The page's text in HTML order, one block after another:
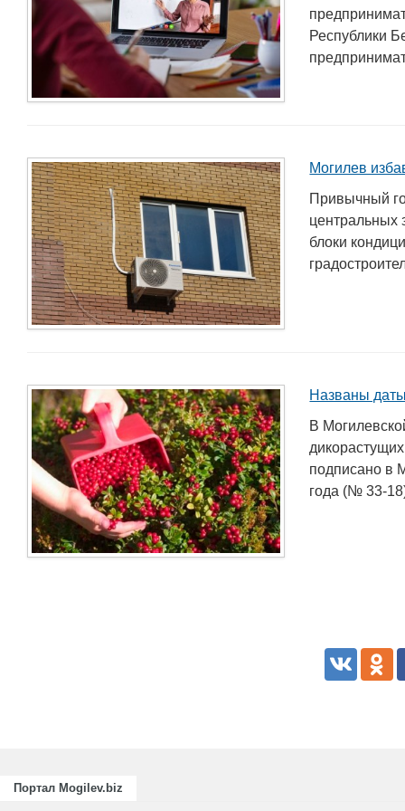
Республики
Могилев
Привычный
центральных
блоки
Названы
В
подписано в
года (№ 33-
Портал Mogilev.biz